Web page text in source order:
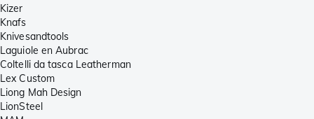
Kizer
Knafs
Knivesandtools
Laguiole en Aubrac
Coltelli da tasca Leatherman
Lex Custom
Liong Mah Design
LionSteel